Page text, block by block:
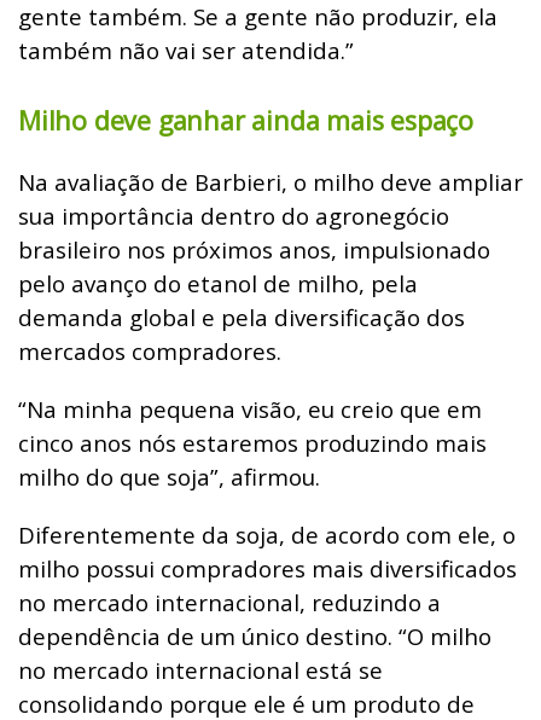
gente também. Se a gente não produzir, ela
também não vai ser atendida.”
Milho deve ganhar ainda mais espaço
Na avaliação de Barbieri, o milho deve ampliar
sua importância dentro do agronegócio
brasileiro nos próximos anos, impulsionado
pelo avanço do etanol de milho, pela
demanda global e pela diversificação dos
mercados compradores.
“Na minha pequena visão, eu creio que em
cinco anos nós estaremos produzindo mais
milho do que soja”, afirmou.
Diferentemente da soja, de acordo com ele, o
milho possui compradores mais diversificados
no mercado internacional, reduzindo a
dependência de um único destino. “O milho
no mercado internacional está se
consolidando porque ele é um produto de